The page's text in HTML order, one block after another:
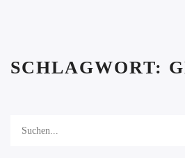
SCHLAGWORT: